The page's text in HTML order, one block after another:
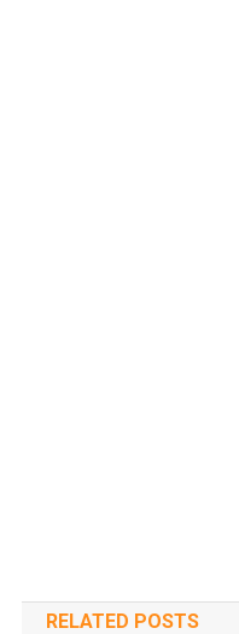
RELATED POSTS